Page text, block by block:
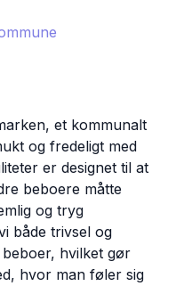
et kommunalt
og fredeligt med
er designet til at
beboere måtte
og tryg
både trivsel og
hvilket gør
hvor man føler sig